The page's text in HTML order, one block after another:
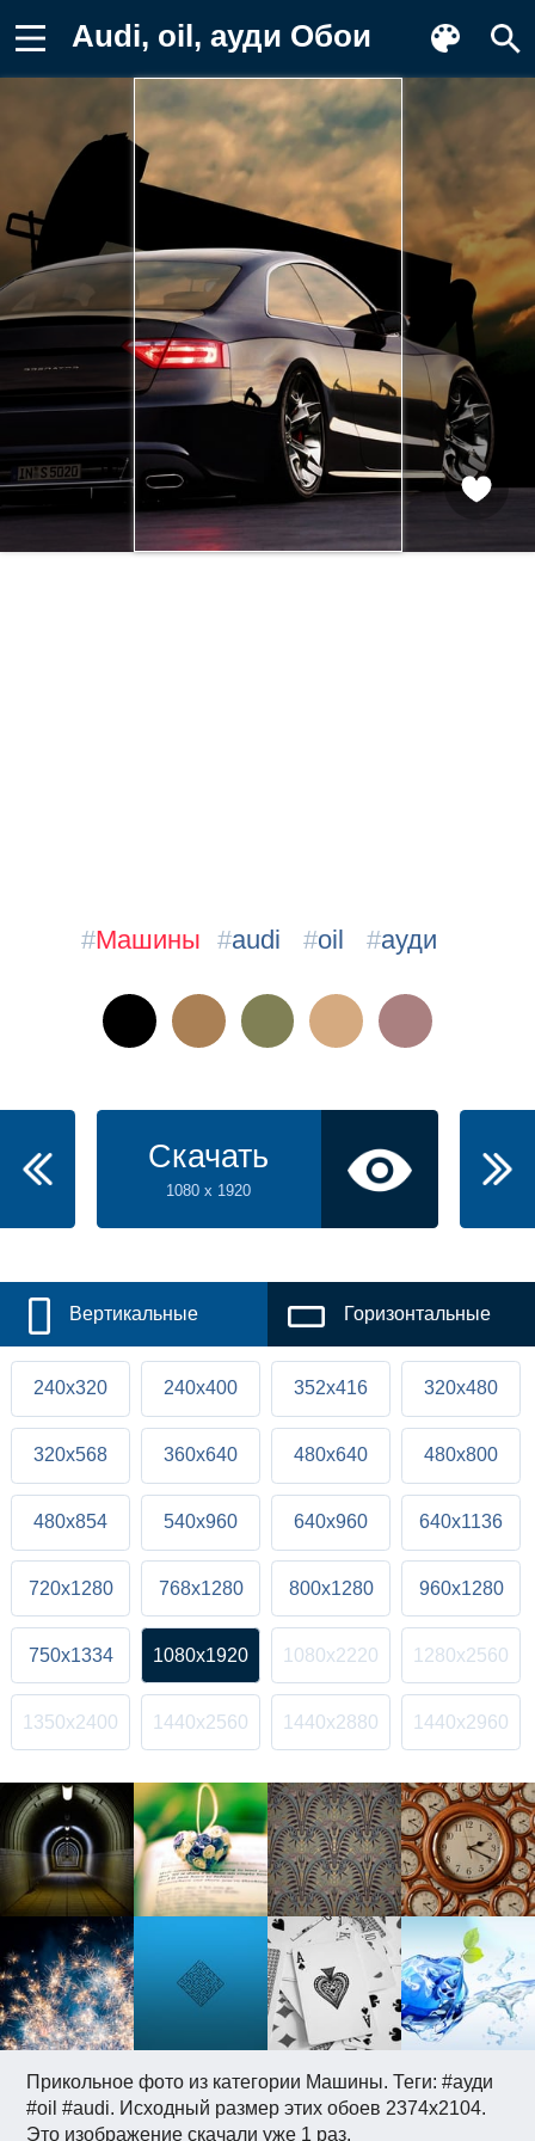
Audi, oil, ауди Обои
Прикольное фото из категории Машины. Теги: #ауди
#oil #audi. Исходный размер этих обоев 2374x2104.
Это изображение скачали уже 1 раз.
#Машины #audi #oil #ауди
Скачать
1080 x 1920
Вертикальные Горизонтальные
240x320 240x400 352x416 320x480
320x568 360x640 480x640 480x800
480x854 540x960 640x960 640x1136
720x1280 768x1280 800x1280 960x1280
750x1334 1080x1920 1080x2220 1280x2560
1350x2400 1440x2560 1440x2880 1440x2960